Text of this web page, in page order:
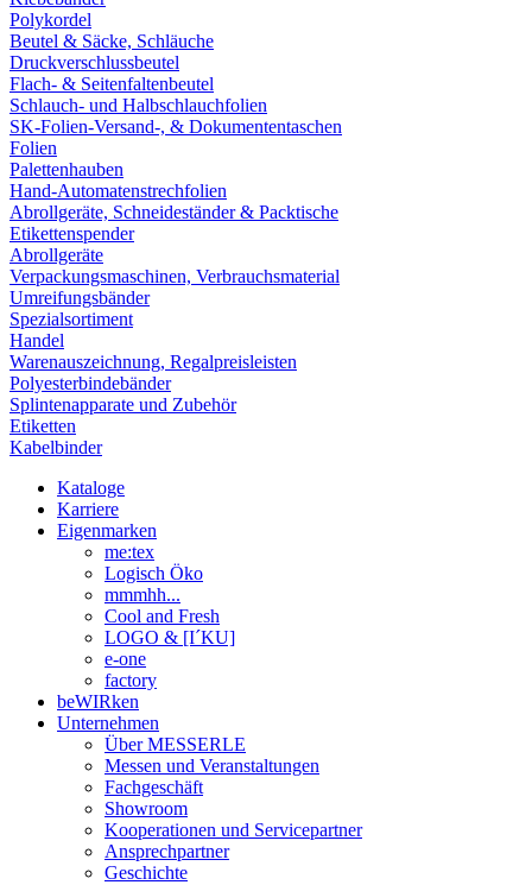
Polykordel
Beutel & Säcke, Schläuche
Druckverschlussbeutel
Flach- & Seitenfaltenbeutel
Schlauch- und Halbschlauchfolien
SK-Folien-Versand-, & Dokumententaschen
Folien
Palettenhauben
Hand-Automatenstrechfolien
Abrollgeräte, Schneideständer & Packtische
Etikettenspender
Abrollgeräte
Verpackungsmaschinen, Verbrauchsmaterial
Umreifungsbänder
Spezialsortiment
Handel
Warenauszeichnung, Regalpreisleisten
Polyesterbindebänder
Splintenapparate und Zubehör
Etiketten
Kabelbinder
Kataloge
Karriere
Eigenmarken
me:tex
Logisch Öko
mmmhh...
Cool and Fresh
LOGO & [I´KU]
e-one
factory
beWIRken
Unternehmen
Über MESSERLE
Messen und Veranstaltungen
Fachgeschäft
Showroom
Kooperationen und Servicepartner
Ansprechpartner
Geschichte